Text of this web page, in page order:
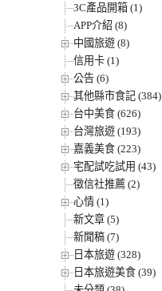
3C產品開箱 (1)
APP介紹 (8)
中國旅遊 (8)
信用卡 (1)
公告 (6)
其他縣市食記 (384)
台中美食 (626)
台灣旅遊 (193)
嘉義美食 (223)
宅配試吃試用 (43)
徵信社推薦 (2)
心情 (1)
新文章 (5)
新聞稿 (7)
日本旅遊 (328)
日本旅遊美食 (39)